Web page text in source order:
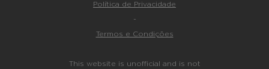
Política de Privacidade
-
Termos e Condições
This website is unofficial and is not